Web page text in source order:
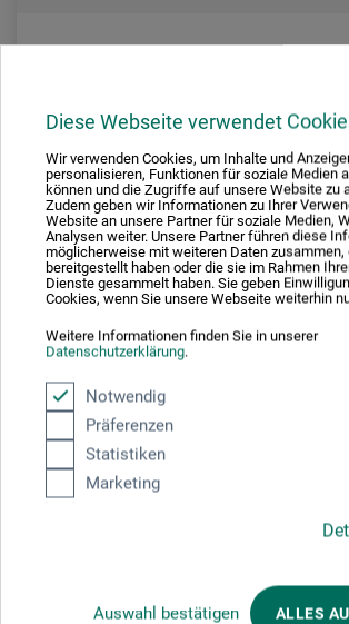
Diese Webseite verwendet
Wir verwenden Cookies, um Inhalte und
personalisieren, Funktionen für soziale Medien
können und die Zugriffe auf unsere Website zu
Zudem geben wir Informationen zu Ihrer
Website an unsere Partner für soziale Medien,
Analysen weiter. Unsere Partner führen diese
möglicherweise mit weiteren Daten zusammen,
bereitgestellt haben oder die sie im Rahmen
Dienste gesammelt haben. Sie geben
Cookies, wenn Sie unsere Webseite weiterhin
Weitere Informationen finden Sie in unserer
Datenschutzerklärung.
Notwendig
Präferenzen
Statistiken
Marketing
Auswahl bestätigen ALLES
33,65 EUR *
1 l = 56,08 EUR / (netto: 47,13 EUR)